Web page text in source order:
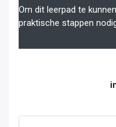
Om dit leerpad te
praktische stappen